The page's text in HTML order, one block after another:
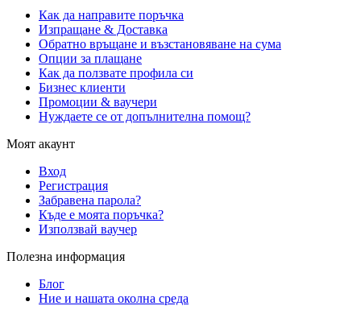
Как да направите поръчка
Изпращане & Доставка
Обратно връщане и възстановяване на сума
Опции за плащане
Как да ползвате профила си
Бизнес клиенти
Промоции & ваучери
Нуждаете се от допълнителна помощ?
Моят акаунт
Вход
Регистрация
Забравена парола?
Къде е моята поръчка?
Използвай ваучер
Полезна информация
Блог
Ние и нашата околна среда